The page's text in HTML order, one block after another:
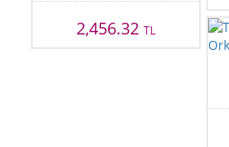
2,456.32TL